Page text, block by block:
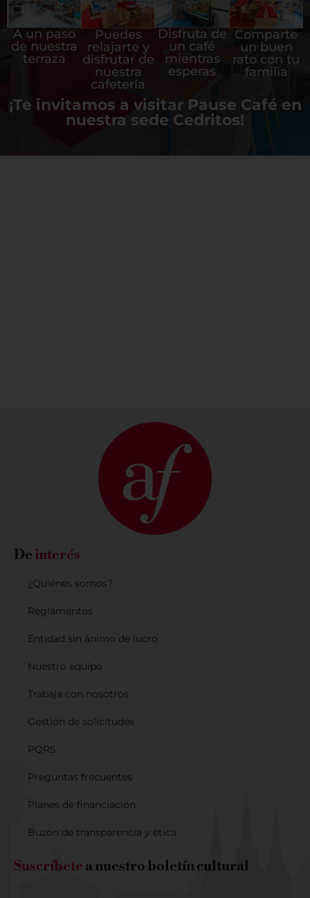
A un paso
de nuestra
terraza
Puedes
relajarte y
disfrutar de
nuestra
cafetería
Disfruta de
un café
mientras
esperas
Comparte
un buen
rato con tu
familia
¡Te invitamos a visitar Pause Café en
nuestra sede Cedritos!
De interés
¿Quiénes somos?
Reglamentos
Entidad sin ánimo de lucro
Nuestro equipo
Trabaja con nosotros
Gestión de solicitudes
PQRS
Preguntas frecuentes
Planes de financiación
Buzón de transparencia y ética
Suscríbete a nuestro boletín cultural